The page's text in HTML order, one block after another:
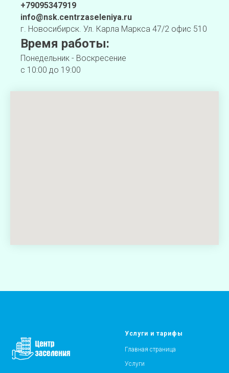
+79095347919
info@nsk.centrzaseleniya.ru
г. Новосибирск. Ул. Карла Маркса 47/2 офис 510
Время работы:
Понедельник - Воскресение
с 10:00 до 19:00
Услуги и тарифы
Главная страница
Услуги